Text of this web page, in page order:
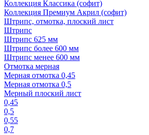
Коллекция Классика (софит)
Коллекция Премиум Акрил (софит)
Штрипс, отмотка, плоский лист
Штрипс
Штрипс 625 мм
Штрипс более 600 мм
Штрипс менее 600 мм
Отмотка мерная
Мерная отмотка 0,45
Мерная отмотка 0,5
Мерный плоский лист
0,45
0,5
0,55
0,7